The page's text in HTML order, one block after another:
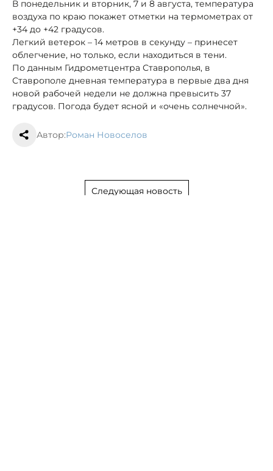
В понедельник и вторник, 7 и 8 августа, температура
воздуха по краю покажет отметки на термометрах от
+34 до +42 градусов.
Легкий ветерок – 14 метров в секунду – принесет
облегчение, но только, если находиться в тени.
По данным Гидрометцентра Ставрополья, в
Ставрополе дневная температура в первые два дня
новой рабочей недели не должна превысить 37
градусов. Погода будет ясной и «очень солнечной».
Автор:Роман Новоселов
Следующая новость